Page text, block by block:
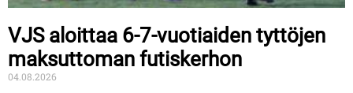
VJS aloittaa 6-7-vuotiaiden tyttöjen
maksuttoman futiskerhon
04.08.2026